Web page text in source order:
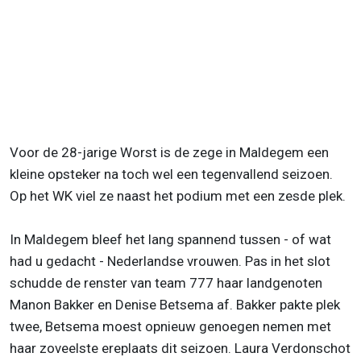
Voor de 28-jarige Worst is de zege in Maldegem een
kleine opsteker na toch wel een tegenvallend seizoen.
Op het WK viel ze naast het podium met een zesde plek.
In Maldegem bleef het lang spannend tussen - of wat
had u gedacht - Nederlandse vrouwen. Pas in het slot
schudde de renster van team 777 haar landgenoten
Manon Bakker en Denise Betsema af. Bakker pakte plek
twee, Betsema moest opnieuw genoegen nemen met
haar zoveelste ereplaats dit seizoen. Laura Verdonschot